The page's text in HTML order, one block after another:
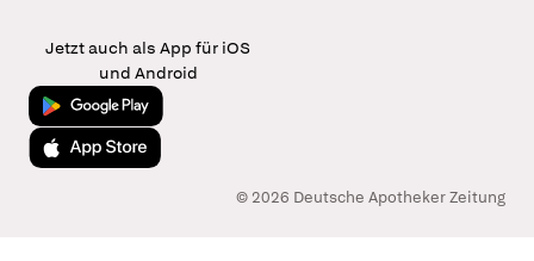
Jetzt auch als App für iOS
und Android
Jetzt bei Google Play
Laden im App Store
© 2026 Deutsche Apotheker Zeitung